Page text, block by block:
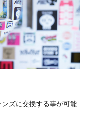
ンズに交換する事が可能